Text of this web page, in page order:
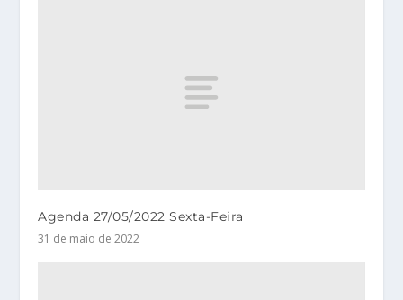
Agenda 27/05/2022 Sexta-Feira
31 de maio de 2022